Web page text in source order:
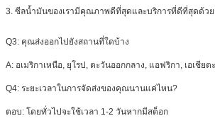
3. ซีลน้ำมันของเรามีคุณภาพดีที่สุดและบริการที่ดีที่สุดด้ว
Q3: คุณส่งออกไปยังสถานที่ใดบ้าง
A: อเมริกาเหนือ, ยุโรป, ตะวันออกกลาง, แอฟริกา, เอเชีย
Q4: ระยะเวลาในการจัดส่งของคุณนานแค่ไหน?
ตอบ: โดยทั่วไปจะใช้เวลา 1-2 วันหากมีสต็อก